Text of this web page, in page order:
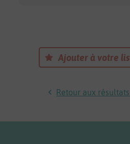
Ajouter à votre
Retour aux